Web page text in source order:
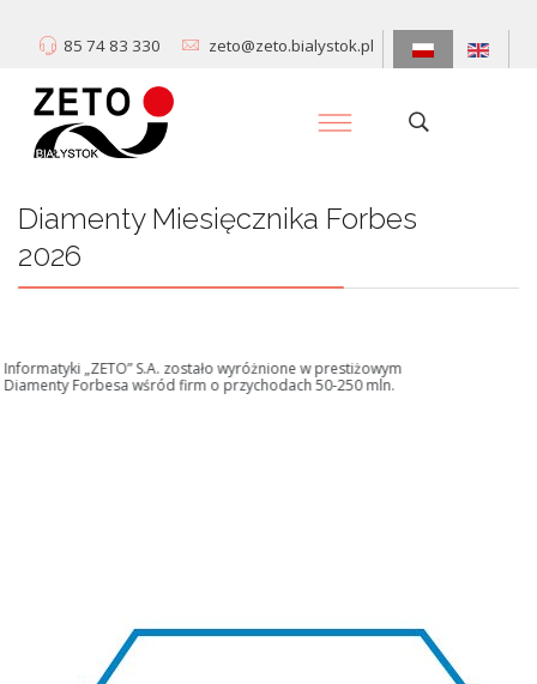
85 74 83 330 zeto@zeto.bialystok.pl
Diamenty Miesięcznika Forbes
2026
Centrum Informatyki „ZETO” S.A. zostało wyróżnione w prestiżowym
rankingu Diamenty Forbesa wśród firm o przychodach 50-250 mln.